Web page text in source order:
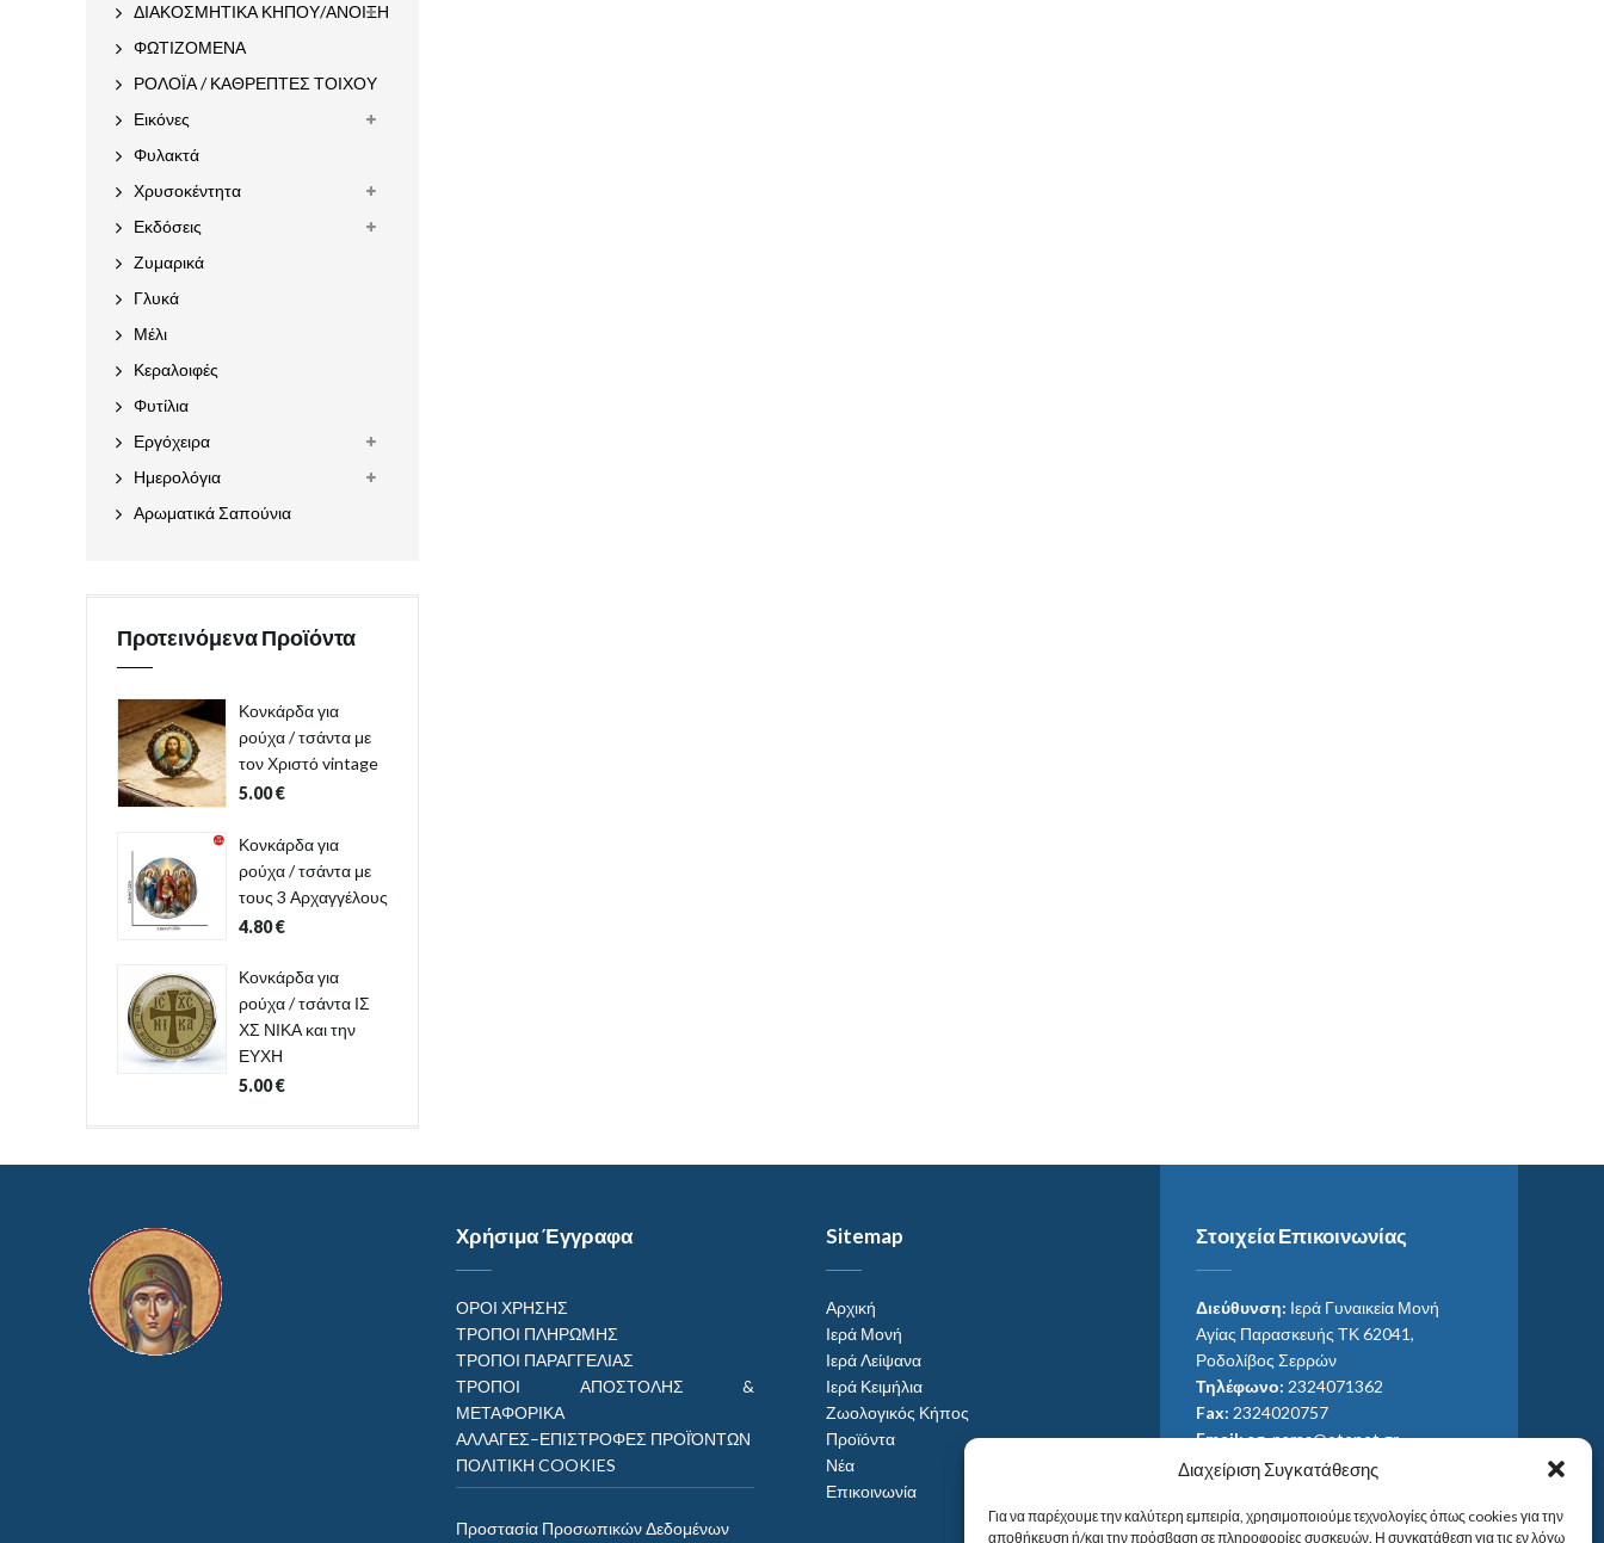
Διαχείριση Συγκατάθεσης
Για να παρέχουμε την καλύτερη εμπειρία, χρησιμοποιούμε τεχνολογίες όπως cookies για την
αποθήκευση ή/και την πρόσβαση σε πληροφορίες συσκευών. Η συγκατάθεση για τις εν λόγω
ΔΙΑΚΟΣΜΗΤΙΚΑ ΚΗΠΟΥ/ΑΝΟΙΞΗ
ΦΩΤΙΖΟΜΕΝΑ
ΡΟΛΟΪΑ / ΚΑΘΡΕΠΤΕΣ ΤΟΙΧΟΥ
Εικόνες
Φυλακτά
Χρυσοκέντητα
Εκδόσεις
Ζυμαρικά
Γλυκά
Μέλι
Κεραλοιφές
Φυτίλια
Εργόχειρα
Ημερολόγια
Αρωματικά Σαπούνια
Προτεινόμενα Προϊόντα
Κονκάρδα για
ρούχα / τσάντα με
τον Χριστό vintage
5.00€
Κονκάρδα για
ρούχα / τσάντα με
τους 3 Αρχαγγέλους
4.80€
Κονκάρδα για
ρούχα / τσάντα ΙΣ
ΧΣ ΝΙΚΑ και την
ΕΥΧΗ
5.00€
Χρήσιμα Έγγραφα
ΟΡΟΙ ΧΡΗΣΗΣ
ΤΡΟΠΟΙ ΠΛΗΡΩΜΗΣ
ΤΡΟΠΟΙ ΠΑΡΑΓΓΕΛΙΑΣ
ΤΡΟΠΟΙ ΑΠΟΣΤΟΛΗΣ &
ΜΕΤΑΦΟΡΙΚΑ
ΑΛΛΑΓΕΣ–ΕΠΙΣΤΡΟΦΕΣ ΠΡΟΪΌΝΤΩΝ
ΠΟΛΙΤΙΚΗ COOKIES
Προστασία Προσωπικών Δεδομένων
Sitemap
Αρχική
Ιερά Μονή
Ιερά Λείψανα
Ιερά Κειμήλια
Ζωολογικός Κήπος
Προϊόντα
Νέα
Επικοινωνία
Στοιχεία Επικοινωνίας
Διεύθυνση: Ιερά Γυναικεία Μονή
Αγίας Παρασκευής ΤΚ 62041,
Ροδολίβος Σερρών
Τηλέφωνο: 2324071362
Fax: 2324020757
Email:ag_paras@otenet.gr
Email:info@im-agparaskevis.gr
Από ανατολή έως και δύση του ηλίου.